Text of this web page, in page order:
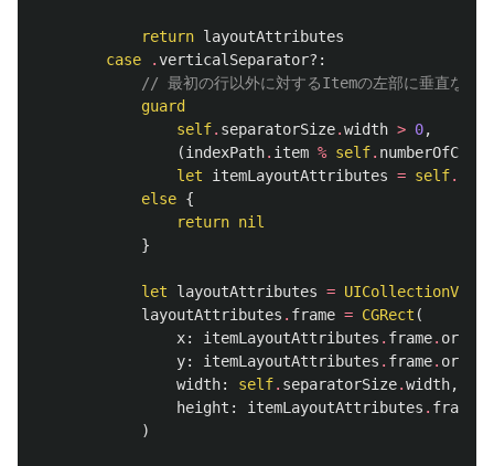
return layoutAttributes
case
.verticalSeparator?:
// 最初の行以外に対するItemの左部に垂直な線
guard
self. separatorSize.width > 0,
(indexPath. item % self.
let
itemLayoutAttributes = self.
else {
return nil
}
let layoutAttributes =
layoutAttributes . frame = CGRect (
x: itemLayoutAttributes . frame. origin
y: itemLayoutAttributes . frame. origin
width: self. separatorSize.width,
height : itemLayoutAttributes . frame
)